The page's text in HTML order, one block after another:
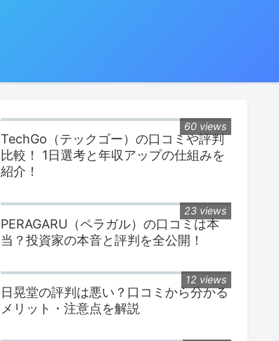
TechGo（テックゴー）の口コミや評判
比較！ 1日選考と年収アップの仕組みを
紹介！
60 views
PERAGARU（ペラガル）の口コミは本
当？投資家の本音と評判を全公開！
23 views
日晃堂の評判は悪い？口コミから分かる
メリット・注意点を解説
12 views